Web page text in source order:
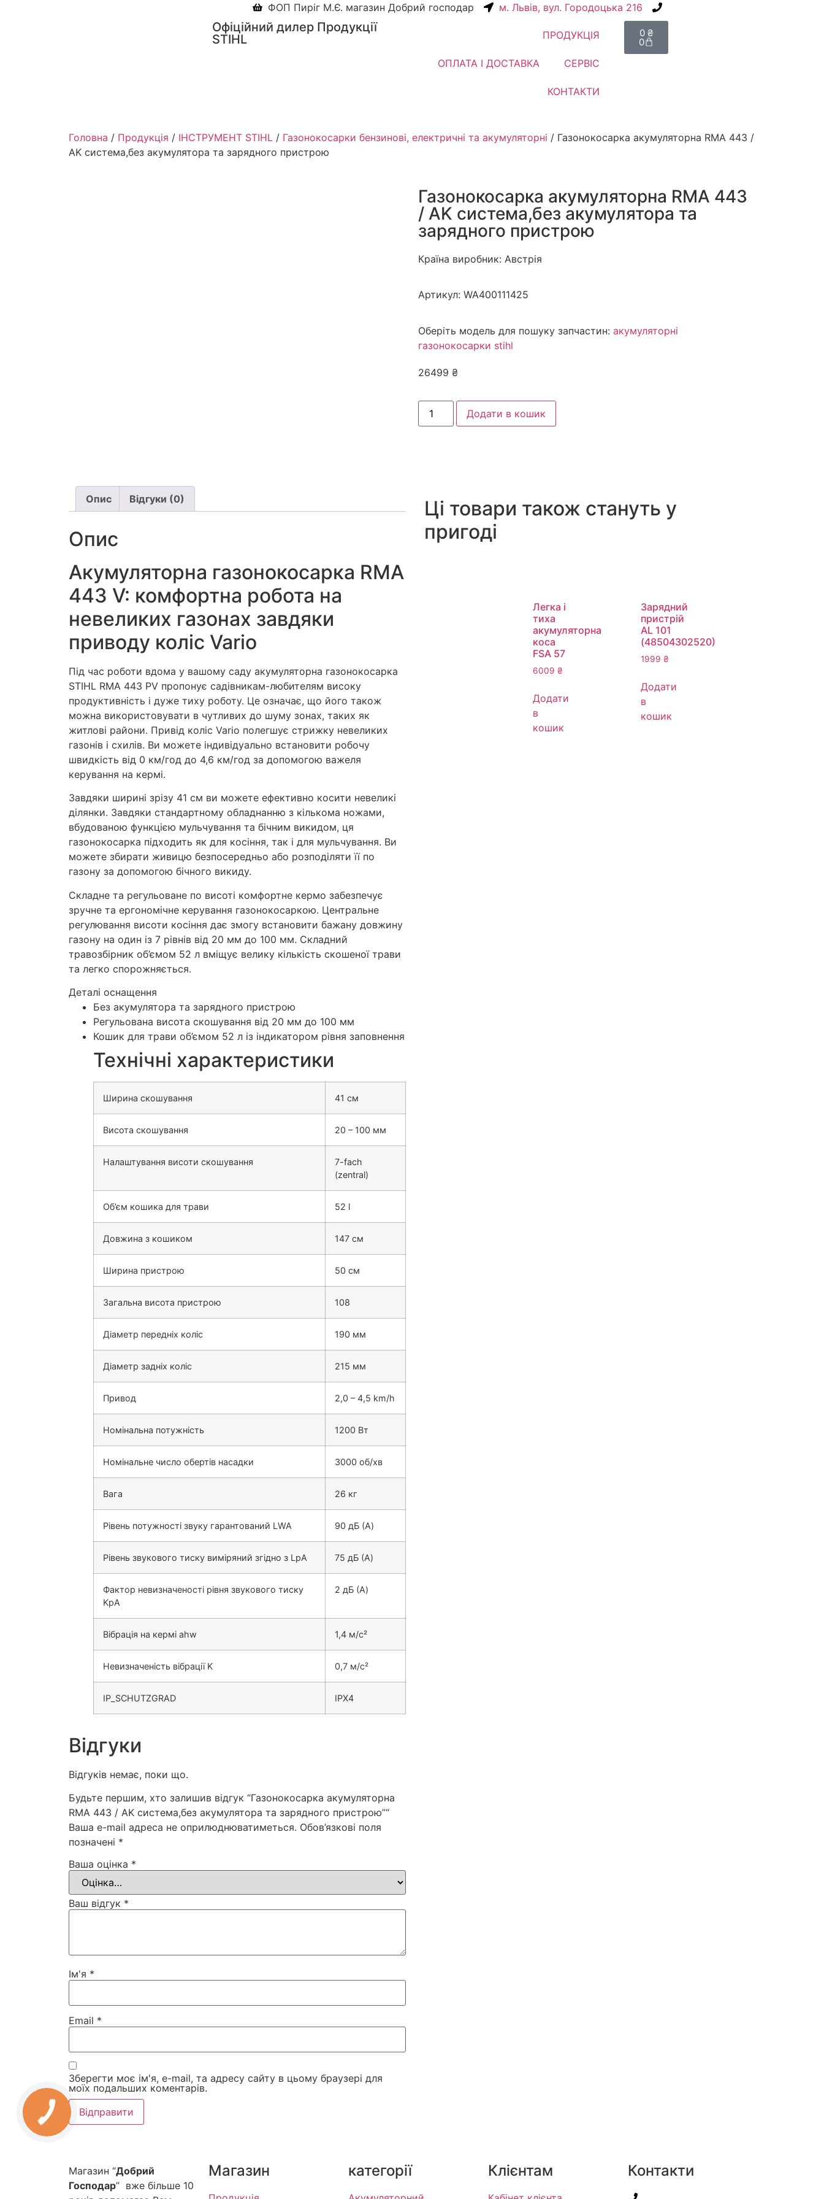
ФОП Пиріг М.Є. магазин Добрий господар м. Львів, вул. Городоцька 216
Офіційний дилер Продукції
STIHL
ПРОДУКЦІЯ
ОПЛАТА І ДОСТАВКА СЕРВІС
КОНТАКТИ
0 ₴
0
Головна / Продукція / ІНСТРУМЕНТ STIHL / Газонокосарки бензинові, електричні та акумуляторні / Газонокосарка акумуляторна RMA 443 /
AK система,без акумулятора та зарядного пристрою
Газонокосарка акумуляторна RMA 443
/ AK система,без акумулятора та
зарядного пристрою
Країна виробник: Австрія
Артикул: WA400111425
Оберіть модель для пошуку запчастин: акумуляторні
газонокосарки stihl
26499 ₴
Додати в кошик
Опис Відгуки (0)
Опис
Акумуляторна газонокосарка RMA
443 V: комфортна робота на
невеликих газонах завдяки
приводу коліс Vario
Під час роботи вдома у вашому саду акумуляторна газонокосарка
STIHL RMA 443 PV пропонує садівникам-любителям високу
продуктивність і дуже тиху роботу. Це означає, що його також
можна використовувати в чутливих до шуму зонах, таких як
житлові райони. Привід коліс Vario полегшує стрижку невеликих
газонів і схилів. Ви можете індивідуально встановити робочу
швидкість від 0 км/год до 4,6 км/год за допомогою важеля
керування на кермі.
Завдяки ширині зрізу 41 см ви можете ефективно косити невеликі
ділянки. Завдяки стандартному обладнанню з кількома ножами,
вбудованою функцією мульчування та бічним викидом, ця
газонокосарка підходить як для косіння, так і для мульчування. Ви
можете збирати живицю безпосередньо або розподіляти її по
газону за допомогою бічного викиду.
Складне та регульоване по висоті комфортне кермо забезпечує
зручне та ергономічне керування газонокосаркою. Центральне
регулювання висоти косіння дає змогу встановити бажану довжину
газону на один із 7 рівнів від 20 мм до 100 мм. Складний
травозбірник об’ємом 52 л вміщує велику кількість скошеної трави
та легко спорожняється.
Деталі оснащення
Без акумулятора та зарядного пристрою
Регульована висота скошування від 20 мм до 100 мм
Кошик для трави об’ємом 52 л із індикатором рівня заповнення
Технічні характеристики
Ширина скошування 41 см
Висота скошування 20 – 100 мм
Налаштування висоти скошування
7-fach
(zentral)
Об’єм кошика для трави 52 l
Довжина з кошиком 147 см
Ширина пристрою 50 см
Загальна висота пристрою 108
Діаметр передніх коліс 190 мм
Діаметр задніх коліс 215 мм
Привод 2,0 – 4,5 km/h
Номінальна потужність 1200 Вт
Номінальне число обертів насадки 3000 об/хв
Вага 26 кг
Рівень потужності звуку гарантований LWA 90 дБ (A)
Рівень звукового тиску виміряний згідно з LpA 75 дБ (A)
Фактор невизначеності рівня звукового тиску
KpA
2 дБ (A)
Вібрація на кермі ahw 1,4 м/с²
Невизначеність вібрації K 0,7 м/с²
IP_SCHUTZGRAD IPX4
Відгуки
Відгуків немає, поки що.
Будьте першим, хто залишив відгук “Газонокосарка акумуляторна
RMA 443 / AK система,без акумулятора та зарядного пристрою”“
Ваша e-mail адреса не оприлюднюватиметься. Обов’язкові поля
позначені *
Ваша оцінка *
Ваш відгук *
Ім'я *
Email *
Зберегти моє ім'я, e-mail, та адресу сайту в цьому браузері для
моїх подальших коментарів.
Ці товари також стануть у
пригоді
Легка і
тиха
акумуляторна
коса
FSA 57
6009 ₴
Додати
в
кошик
Зарядний
пристрій
AL 101
(48504302520)
1999₴
Додати
в
кошик
Магазин “Добрий
Господар” вже більше 10
Магазин категорії Клієнтам Контакти